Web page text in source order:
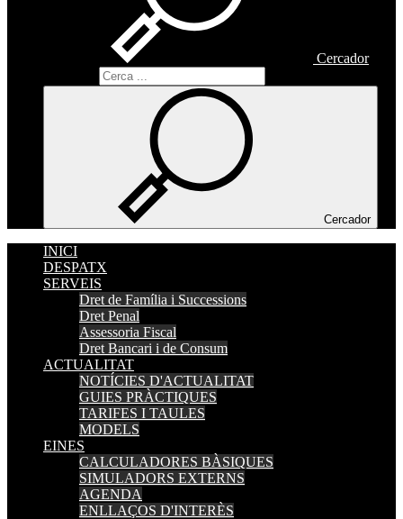
Cercador
Cercador
INICI
DESPATX
SERVEIS
Dret de Família i Successions
Dret Penal
Assessoria Fiscal
Dret Bancari i de Consum
ACTUALITAT
NOTÍCIES D'ACTUALITAT
GUIES PRÀCTIQUES
TARIFES I TAULES
MODELS
EINES
CALCULADORES BÀSIQUES
SIMULADORS EXTERNS
AGENDA
ENLLAÇOS D'INTERÈS